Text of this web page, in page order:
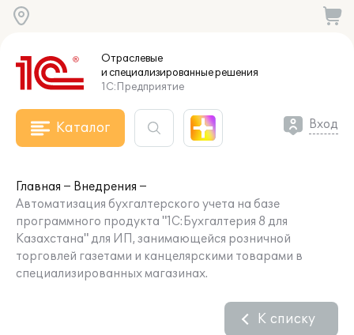
Отраслевые
и специализированныерешения
1С:Предприятие
Каталог Вход
Главная
Внедрения
Автоматизация бухгалтерского учета на базе
программного продукта "1С:Бухгалтерия 8 для
Казахстана" для ИП, занимающейся розничной
торговлей газетами и канцелярскими товарами в
специализированных магазинах.
К списку